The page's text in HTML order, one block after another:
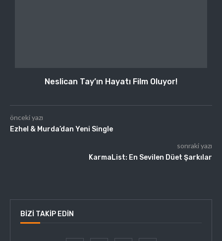
Neslican Tay’ın Hayatı Film Oluyor!
önceki yazı
Ezhel & Murda’dan Yeni Single
sonraki yazı
KarmaList: En Sevilen Düet Şarkılar
BIZI TAKIP EDIN